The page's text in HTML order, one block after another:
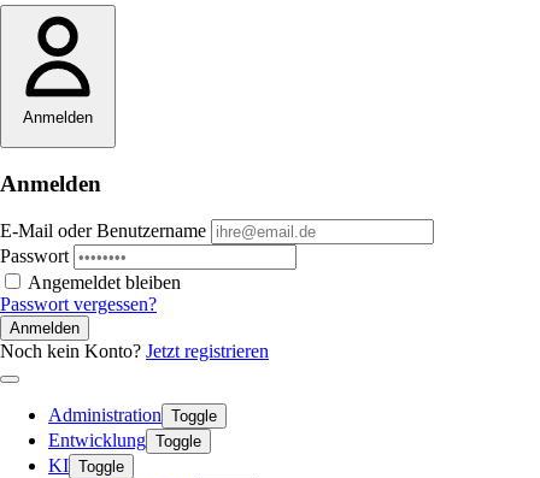
Anmelden
Anmelden
E-Mail oder Benutzername
Passwort
Angemeldet bleiben
Passwort vergessen?
Anmelden
Noch kein Konto? Jetzt registrieren
Administration Toggle
Entwicklung Toggle
KI Toggle